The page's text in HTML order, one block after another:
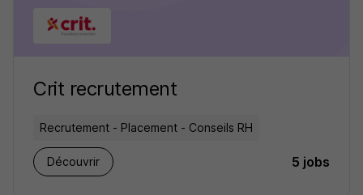
Crit recrutement
Recrutement - Placement - Conseils RH
Découvrir 5 jobs